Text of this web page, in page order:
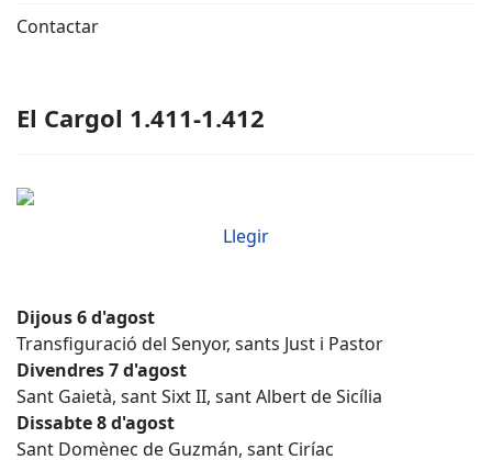
Contactar
El Cargol 1.411-1.412
Llegir
Dijous 6 d'agost
Transfiguració del Senyor, sants Just i Pastor
Divendres 7 d'agost
Sant Gaietà, sant Sixt II, sant Albert de Sicília
Dissabte 8 d'agost
Sant Domènec de Guzmán, sant Ciríac